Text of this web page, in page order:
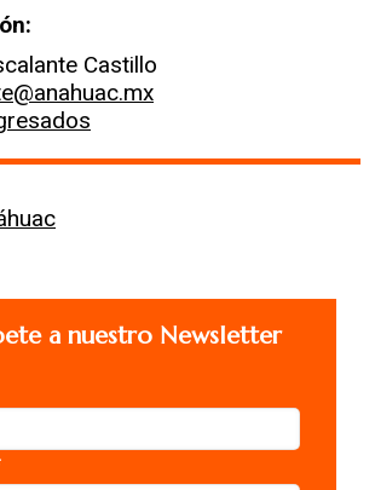
Castillo
a nuestro Newsletter